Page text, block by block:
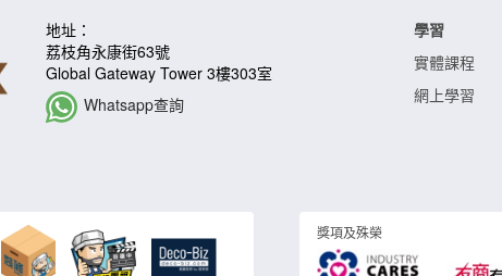
地址：
荔枝角永康街63號
Global Gateway Tower 3樓303室
Whatsapp查詢
學習
實體課程
網上學習
獎項及殊榮